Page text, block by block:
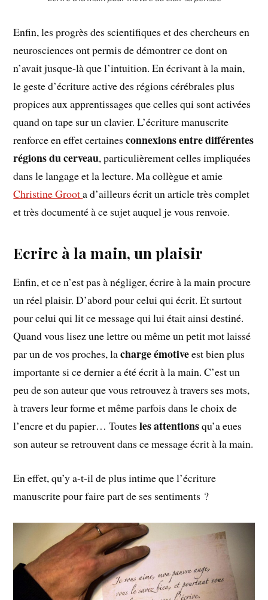
Enfin, les progrès des scientifiques et des chercheurs en
neurosciences ont permis de démontrer ce dont on
n’avait jusque-là que l’intuition. En écrivant à la main,
le geste d’écriture active des régions cérébrales plus
propices aux apprentissages que celles qui sont activées
quand on tape sur un clavier. L’écriture manuscrite
renforce en effet certainesconnexions entre différentes
régions du cerveau, particulièrement celles impliquées
dans le langage et la lecture. Ma collègue et amie
Christine Groota d’ailleurs écrit un article très complet
et très documenté à ce sujet auquel je vous renvoie.
Ecrire à la main, un plaisir
Enfin, et ce n’est pas à négliger, écrire à la main procure
un réel plaisir. D’abord pour celui qui écrit. Et surtout
pour celui qui lit ce message qui lui était ainsi destiné.
Quand vous lisez une lettre ou même un petit mot laissé
par un de vos proches, lacharge émotiveest bien plus
importante si ce dernier a été écrit à la main. C’est un
peu de son auteur que vous retrouvez à travers ses mots,
à travers leur forme et même parfois dans le choix de
l’encre et du papier… Toutesles attentionsqu’a eues
son auteur se retrouvent dans ce message écrit à la main.
En effet, qu’y a-t-il de plus intime que l’écriture
manuscrite pour faire part de ses sentiments ?